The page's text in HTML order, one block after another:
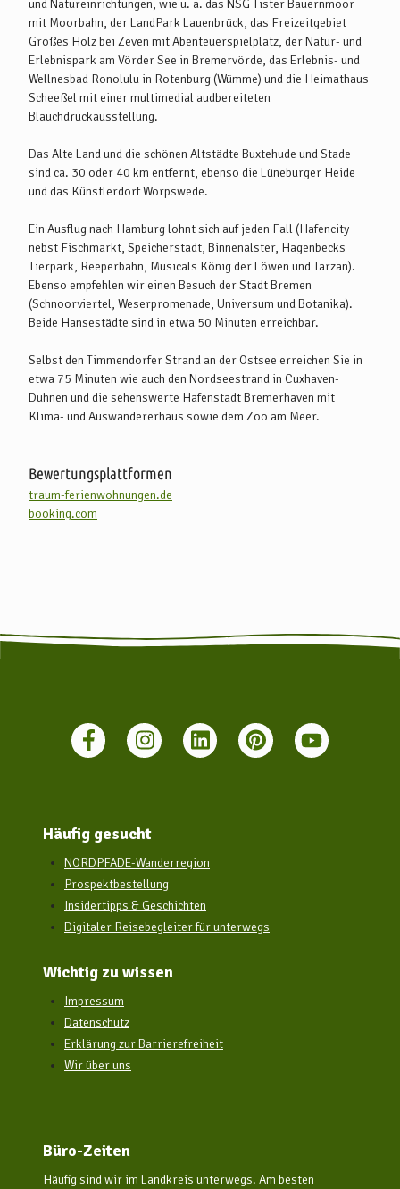
und Natureinrichtungen, wie u. a. das NSG Tister Bauernmoor
mit Moorbahn, der LandPark Lauenbrück, das Freizeitgebiet
Großes Holz bei Zeven mit Abenteuerspielplatz, der Natur- und
Erlebnispark am Vörder See in Bremervörde, das Erlebnis- und
Wellnesbad Ronolulu in Rotenburg (Wümme) und die Heimathaus
Scheeßel mit einer multimedial audbereiteten
Blauchdruckausstellung.
Das Alte Land und die schönen Altstädte Buxtehude und Stade
sind ca. 30 oder 40 km entfernt, ebenso die Lüneburger Heide
und das Künstlerdorf Worpswede.
Ein Ausflug nach Hamburg lohnt sich auf jeden Fall (Hafencity
nebst Fischmarkt, Speicherstadt, Binnenalster, Hagenbecks
Tierpark, Reeperbahn, Musicals König der Löwen und Tarzan).
Ebenso empfehlen wir einen Besuch der Stadt Bremen
(Schnoorviertel, Weserpromenade, Universum und Botanika).
Beide Hansestädte sind in etwa 50 Minuten erreichbar.
Selbst den Timmendorfer Strand an der Ostsee erreichen Sie in
etwa 75 Minuten wie auch den Nordseestrand in Cuxhaven-
Duhnen und die sehenswerte Hafenstadt Bremerhaven mit
Klima- und Auswandererhaus sowie dem Zoo am Meer.
Bewertungsplattformen
traum-ferienwohnungen.de
booking.com
Häufig gesucht
NORDPFADE-Wanderregion
Prospektbestellung
Insidertipps & Geschichten
Digitaler Reisebegleiter für unterwegs
Wichtig zu wissen
Impressum
Datenschutz
Erklärung zur Barrierefreiheit
Wir über uns
Büro-Zeiten
Häufig sind wir im Landkreis unterwegs. Am besten